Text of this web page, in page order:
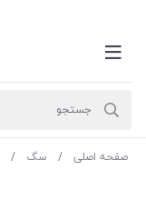
صفحه اصلی سگ